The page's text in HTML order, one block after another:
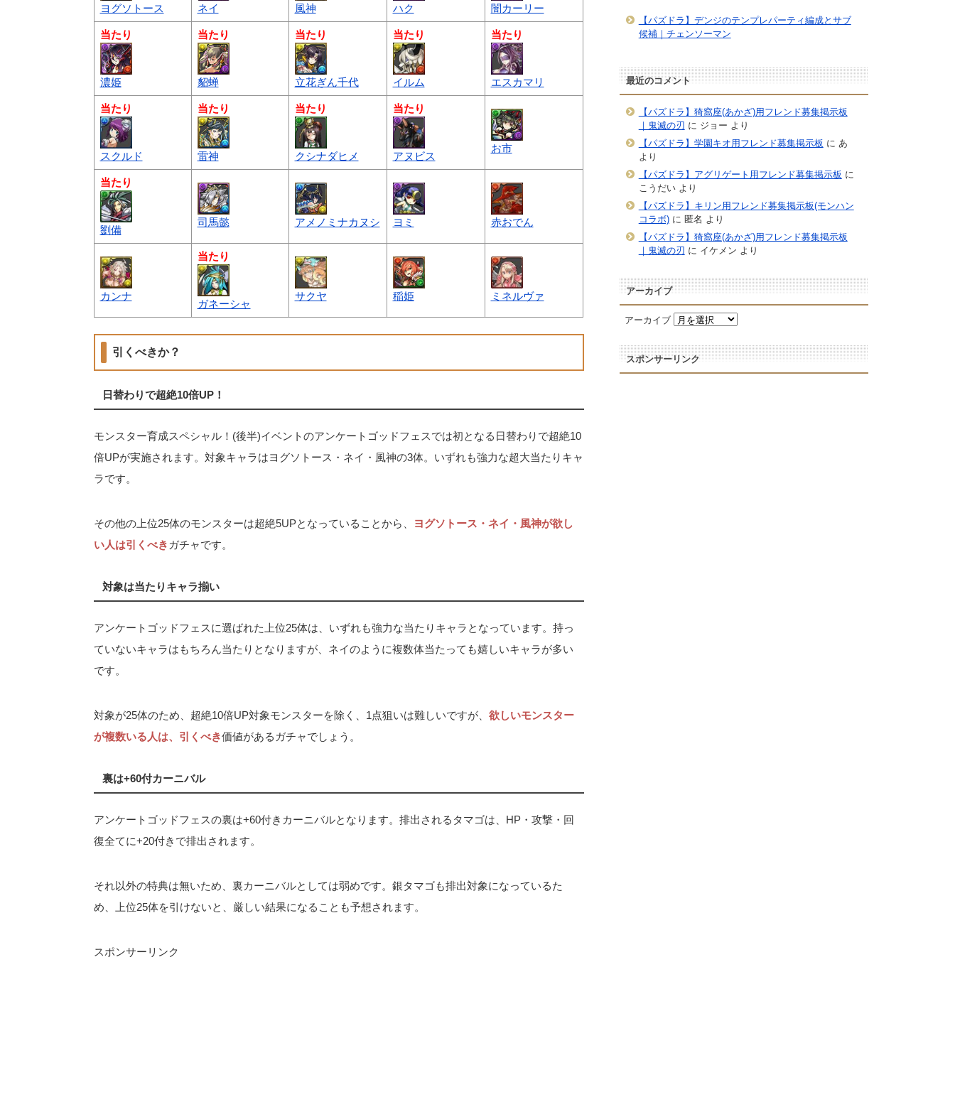
ヨグソトース ネイ 風神 ハク 闇カーリー
当たり
濃姫
当たり
貂蝉
当たり
立花ぎん千代
当たり
イルム
当たり
エスカマリ
当たり
スクルド
当たり
雷神
当たり
クシナダヒメ
当たり
アヌビス
お市
当たり
劉備
司馬懿 アメノミナカヌシ ヨミ 赤おでん
カンナ
当たり
ガネーシャ
サクヤ 稲姫 ミネルヴァ
引くべきか？
日替わりで超絶10倍UP！
モンスター育成スペシャル！(後半)イベントのアンケートゴッドフェスでは初となる日替わりで超絶10
倍UPが実施されます。対象キャラはヨグソトース・ネイ・風神の3体。いずれも強力な超大当たりキャ
ラです。
その他の上位25体のモンスターは超絶5UPとなっていることから、
ヨグソトース・ネイ・風神が欲し
い人は引くべき ガチャです。
対象は当たりキャラ揃い
アンケートゴッドフェスに選ばれた上位25体は、いずれも強力な当たりキャラとなっています。持っ
ていないキャラはもちろん当たりとなりますが、ネイのように複数体当たっても嬉しいキャラが多い
です。
対象が25体のため、超絶10倍UP対象モンスターを除く、1点狙いは難しいですが、 欲しいモンスター
が複数いる人は、引くべき価値があるガチャでしょう。
裏は+60付カーニバル
アンケートゴッドフェスの裏は+60付きカーニバルとなります。排出されるタマゴは、HP・攻撃・回
復全てに+20付きで排出されます。
それ以外の特典は無いため、裏カーニバルとしては弱めです。銀タマゴも排出対象になっているた
め、上位25体を引けないと、厳しい結果になることも予想されます。
スポンサーリンク
【パズドラ】デンジのテンプレパーティ編成とサブ
候補｜チェンソーマン
最近のコメント
【パズドラ】猗窩座(あかざ)用フレンド募集掲示板
｜鬼滅の刃 に ジョー より
【パズドラ】学園キオ用フレンド募集掲示板 に あ
より
【パズドラ】アグリゲート用フレンド募集掲示板 に
こうだいより
【パズドラ】キリン用フレンド募集掲示板(モンハン
コラボ)に 匿名 より
【パズドラ】猗窩座(あかざ)用フレンド募集掲示板
｜鬼滅の刃 に イケメン より
アーカイブ
アーカイブ
スポンサーリンク